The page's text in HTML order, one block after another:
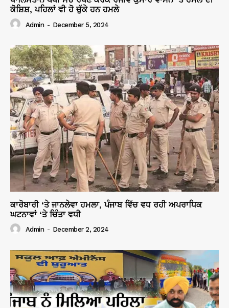
ਕੋਸ਼ਿਸ਼, ਪਹਿਲਾਂ ਵੀ ਹੋ ਚੁੱਕੇ ਹਨ ਹਮਲੇ
Admin - December 5, 2024
ਕਾਰੋਬਾਰੀ ‘ਤੇ ਜਾਨਲੇਵਾ ਹਮਲਾ, ਪੰਜਾਬ ਵਿੱਚ ਵਧ ਰਹੀ ਅਪਰਾਧਿਕ
ਘਟਨਾਵਾਂ ‘ਤੇ ਚਿੰਤਾ ਵਧੀ
Admin - December 2, 2024